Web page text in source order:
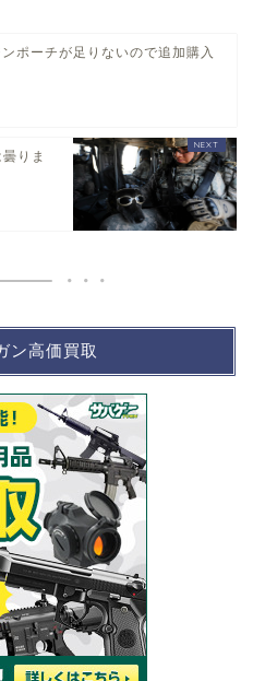
ポーチが足りないので追加購入
りま
ン高価買取